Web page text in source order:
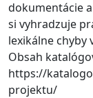
dokumentácie
si vyhradzuje
lexikálne chyby
Obsah
https://
projektu/